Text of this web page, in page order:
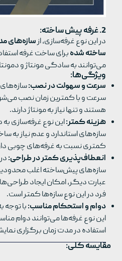
2. غرفه‌ پیش ساخته:
در این نوع غرفه‌سازی، ازسازه‌های
ساخته شدهبرای ساخت غرفه
می‌توانند به سادگی مونتاژ و
ویژگی‌ها:
سرعت و سهولت در نصب:
سرعت و با کمترین زمان نصب
هستند و تنها نیاز به مونتاژ دارند.
هزینه کمتر:این نوع غرفه‌سازی به
سازه‌های استاندارد و عدم نیاز به
کمتری نسبت به غرفه‌های چوبی
انعطاف‌پذیری کمتر در طراحی:
سازه‌های پیش‌ساخته اغلب
عبارت دیگر، امکان ایجاد
فرد در این نوع سازه‌ها کمتر است.
دوام و استحکام مناسب:با توجه
این نوع غرفه‌ها می‌توانند دوام
استفاده در مدت زمان برگزاری
مقایسه کلی: